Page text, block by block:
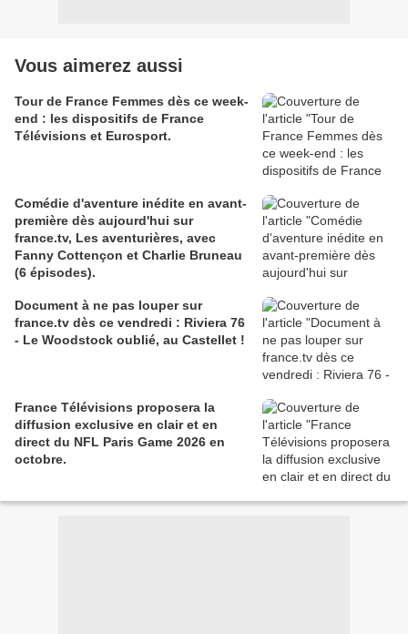
Vous aimerez aussi
Tour de France Femmes dès ce week-
end : les dispositifs de France
Télévisions et Eurosport.
Comédie d'aventure inédite en avant-
première dès aujourd'hui sur
france.tv, Les aventurières, avec
Fanny Cottençon et Charlie Bruneau
(6 épisodes).
Document à ne pas louper sur
france.tv dès ce vendredi : Riviera 76
- Le Woodstock oublié, au Castellet !
France Télévisions proposera la
diffusion exclusive en clair et en
direct du NFL Paris Game 2026 en
octobre.